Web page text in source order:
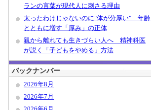
ランの言葉が現代人に刺さる理由
太ったわけじゃないのに"体が分厚い" 年齢
とともに増す「厚み」の正体
親から離れても生きづらい人へ 精神科医
が説く「子どもをやめる」方法
バックナンバー
2026年8月
2026年7月